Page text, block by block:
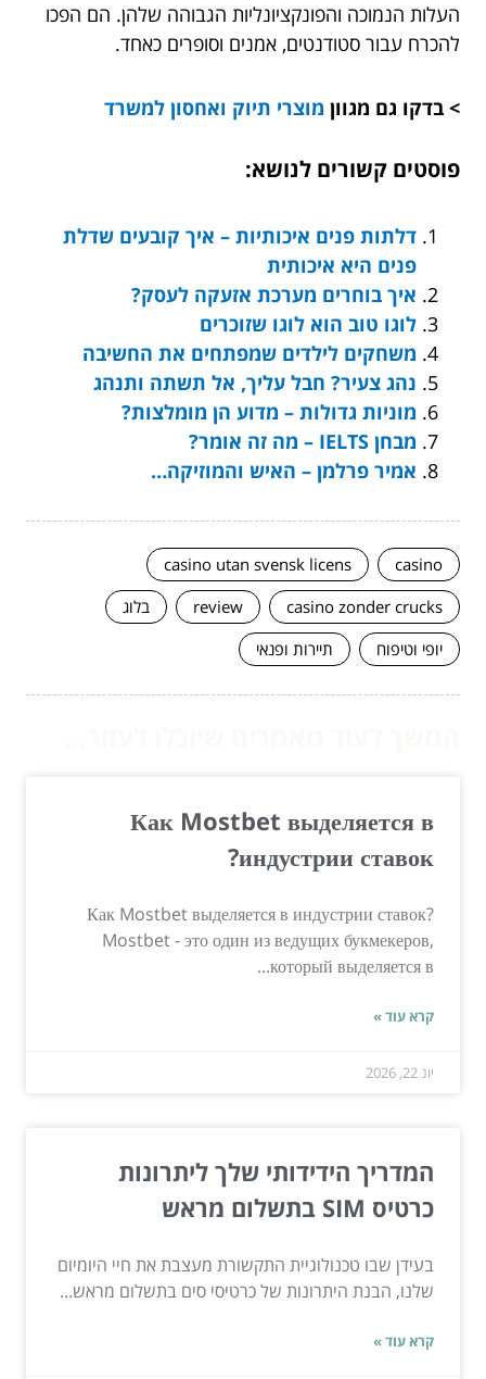
העלות הנמוכה והפונקציונליות הגבוהה שלהן. הם הפכו
להכרח עבור סטודנטים, אמנים וסופרים כאחד.
> בדקו גם מגוון מוצרי תיוק ואחסון למשרד
פוסטים קשורים לנושא:
דלתות פנים איכותיות – איך קובעים שדלת
פנים היא איכותית
איך בוחרים מערכת אזעקה לעסק?
לוגו טוב הוא לוגו שזוכרים
משחקים לילדים שמפתחים את החשיבה
נהג צעיר? חבל עליך, אל תשתה ותנהג
מוניות גדולות – מדוע הן מומלצות?
מבחן IELTS – מה זה אומר?
אמיר פרלמן – האיש והמוזיקה…
casino
casino utan svensk licens
casino zonder crucks
review
בלוג
יופי וטיפוח
תיירות ופנאי
Как Mostbet выделяется в
индустрии ставок?
Как Mostbet выделяется в индустрии ставок?
Mostbet - это один из ведущих букмекеров,
который выделяется в...
קרא עוד »
יונ 22, 2026
המדריך הידידותי שלך ליתרונות
כרטיס SIM בתשלום מראש
בעידן שבו טכנולוגיית התקשורת מעצבת את חיי היומיום
שלנו, הבנת היתרונות של כרטיסי סים בתשלום מראש...
קרא עוד »